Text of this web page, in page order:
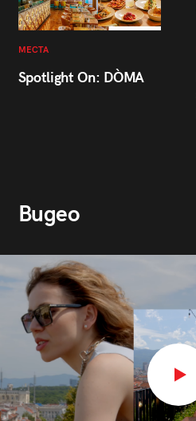
МЕСТА
Spotlight On: DÒMA
Видео